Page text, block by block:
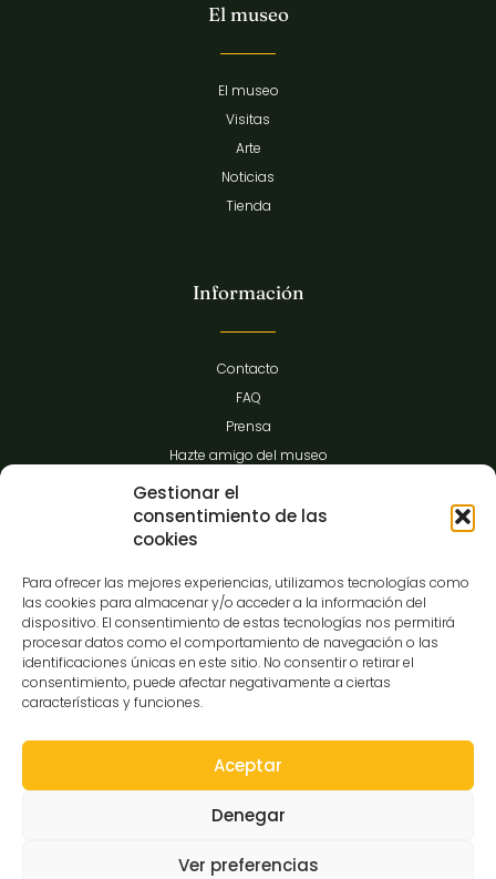
Gestionar el
consentimiento de las
cookies
Para ofrecer las mejores experiencias, utilizamos tecnologías como
las cookies para almacenar y/o acceder a la información del
dispositivo. El consentimiento de estas tecnologías nos permitirá
procesar datos como el comportamiento de navegación o las
identificaciones únicas en este sitio. No consentir o retirar el
consentimiento, puede afectar negativamente a ciertas
características y funciones.
Aceptar
Denegar
Ver preferencias
El museo
El museo
Visitas
Arte
Noticias
Tienda
Información
Contacto
FAQ
Prensa
Hazte amigo del museo
Transparencia
C/Gibraltar,14
37008-Salamanca